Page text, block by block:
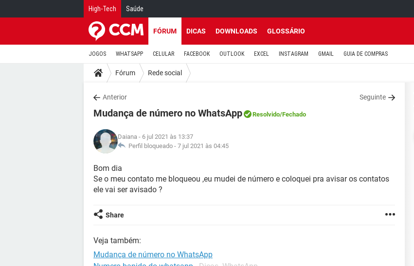
High-Tech Saúde
FÓRUM DICAS DOWNLOADS GLOSSÁRIO
JOGOS WHATSAPP CELULAR FACEBOOK OUTLOOK EXCEL INSTAGRAM GMAIL GUIA DE COMPRAS
Fórum Rede social
Anterior Seguinte
Mudança de número no WhatsApp Resolvido/Fechado
Daiana - 6 jul 2021 às 13:37
Perfil bloqueado - 7 jul 2021 às 04:45
Bom dia
Se o meu contato me bloqueou ,eu mudei de número e coloquei pra avisar os contatos
ele vai ser avisado ?
Share
Veja também:
Mudança de número no WhatsApp